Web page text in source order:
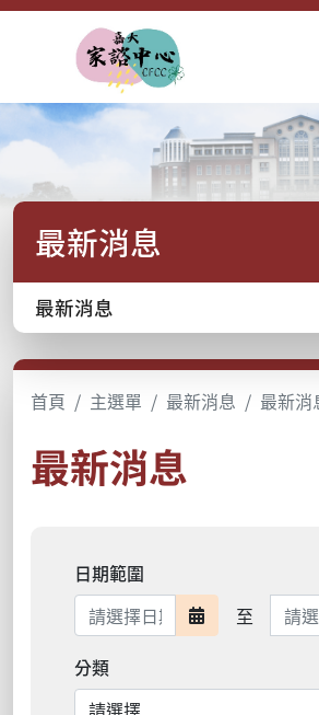
最新消息
最新消息
首頁 主選單 最新消息 最新消
最新消息
日期範圍
日期範圍開始
至 日期
分類